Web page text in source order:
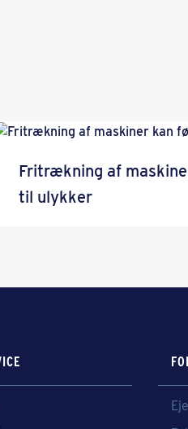
Fritrækning af
til ulykker